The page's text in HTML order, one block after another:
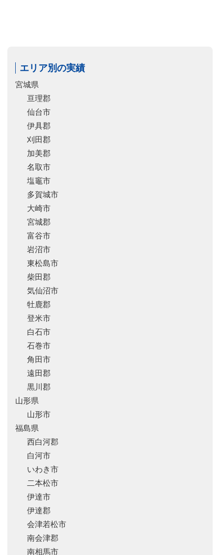
エリア別の実績
宮城県
亘理郡
仙台市
伊具郡
刈田郡
加美郡
名取市
塩竈市
多賀城市
大崎市
宮城郡
富谷市
岩沼市
東松島市
柴田郡
気仙沼市
牡鹿郡
登米市
白石市
石巻市
角田市
遠田郡
黒川郡
山形県
山形市
福島県
西白河郡
白河市
いわき市
二本松市
伊達市
伊達郡
会津若松市
南会津郡
南相馬市